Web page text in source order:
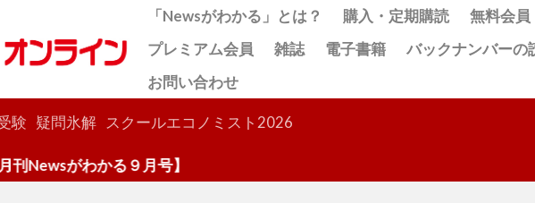
「Newsがわかる」とは？ 購入・定期購読
無料会員
プレミアム会員
雑誌 電子書籍
バックナンバーの
お問い合わせ
験 疑問氷解 スクールエコノミスト2026
がわかる９月号】
検索